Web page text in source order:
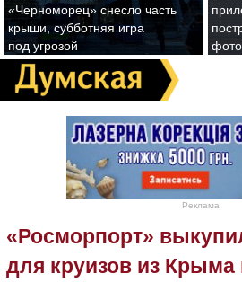
«Черноморец» снесло часть
крыши, субботняя игра
под угрозой
Реклама
«Росморпорт»
для круизов из